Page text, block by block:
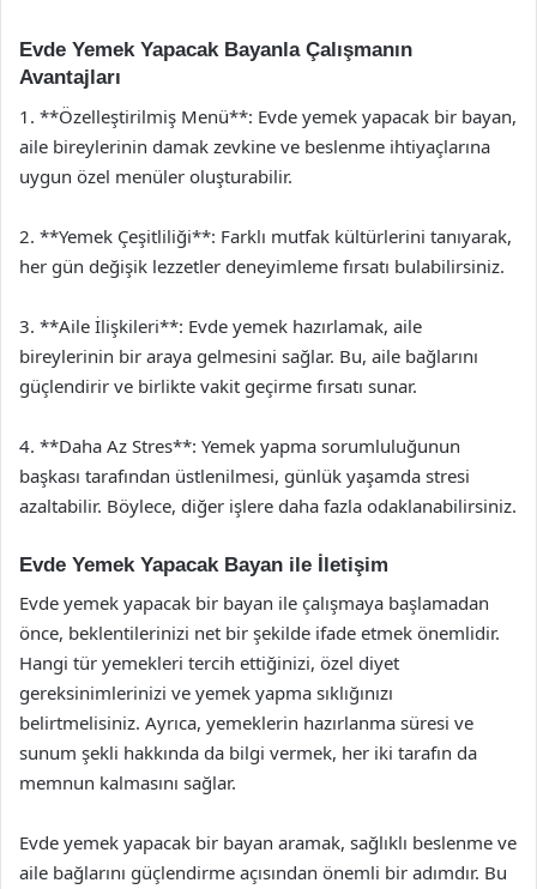
Evde Yemek Yapacak Bayanla Çalışmanın
Avantajları
1. **Özelleştirilmiş Menü**: Evde yemek yapacak bir bayan,
aile bireylerinin damak zevkine ve beslenme ihtiyaçlarına
uygun özel menüler oluşturabilir.
2. **Yemek Çeşitliliği**: Farklı mutfak kültürlerini tanıyarak,
her gün değişik lezzetler deneyimleme fırsatı bulabilirsiniz.
3. **Aile İlişkileri**: Evde yemek hazırlamak, aile
bireylerinin bir araya gelmesini sağlar. Bu, aile bağlarını
güçlendirir ve birlikte vakit geçirme fırsatı sunar.
4. **Daha Az Stres**: Yemek yapma sorumluluğunun
başkası tarafından üstlenilmesi, günlük yaşamda stresi
azaltabilir. Böylece, diğer işlere daha fazla odaklanabilirsiniz.
Evde Yemek Yapacak Bayan ile İletişim
Evde yemek yapacak bir bayan ile çalışmaya başlamadan
önce, beklentilerinizi net bir şekilde ifade etmek önemlidir.
Hangi tür yemekleri tercih ettiğinizi, özel diyet
gereksinimlerinizi ve yemek yapma sıklığınızı
belirtmelisiniz. Ayrıca, yemeklerin hazırlanma süresi ve
sunum şekli hakkında da bilgi vermek, her iki tarafın da
memnun kalmasını sağlar.
Evde yemek yapacak bir bayan aramak, sağlıklı beslenme ve
aile bağlarını güçlendirme açısından önemli bir adımdır. Bu